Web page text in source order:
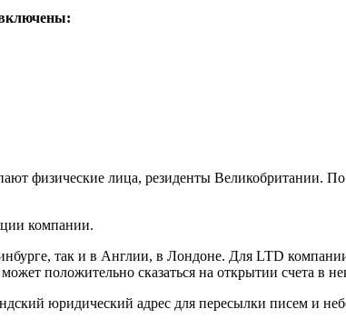
физические лица, резиденты Великобритании.
компании.
так и в Англии, в Лондоне. Для LTD
положительно сказаться на открытии счета в
юридический адрес для пересылки писем и